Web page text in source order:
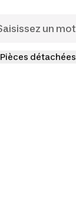
Pièces détachées